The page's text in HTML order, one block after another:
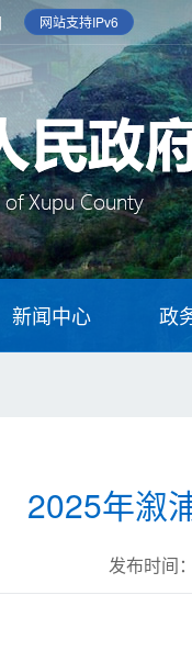
网站支持IPv6
新闻中心 政
2025年溆
发布时间